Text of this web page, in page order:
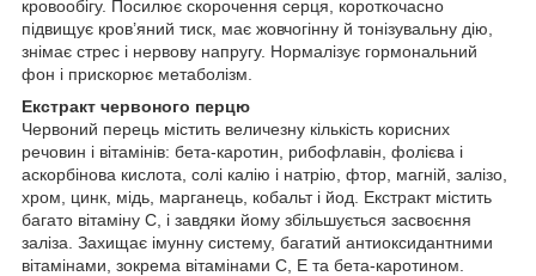
кровообігу. Посилює скорочення серця, короткочасно
підвищує кров’яний тиск, має жовчогінну й тонізувальну дію,
знімає стрес і нервову напругу. Нормалізує гормональний
фон і прискорює метаболізм.
Екстракт червоного перцю
Червоний перець містить величезну кількість корисних
речовин і вітамінів: бета-каротин, рибофлавін, фолієва і
аскорбінова кислота, солі калію і натрію, фтор, магній, залізо,
хром, цинк, мідь, марганець, кобальт і йод. Екстракт містить
багато вітаміну С, і завдяки йому збільшується засвоєння
заліза. Захищає імунну систему, багатий антиоксидантними
вітамінами, зокрема вітамінами С, Е та бета-каротином.